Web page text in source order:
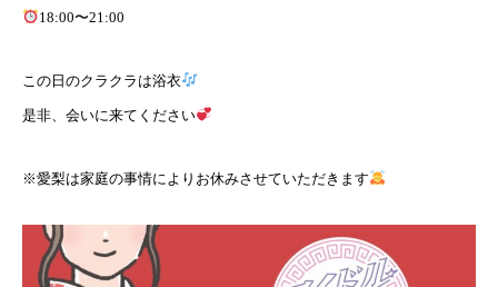
18:00〜21:00
この日のクラクラは浴衣
是非、会いに来てください
※愛梨は家庭の事情によりお休みさせていただきます